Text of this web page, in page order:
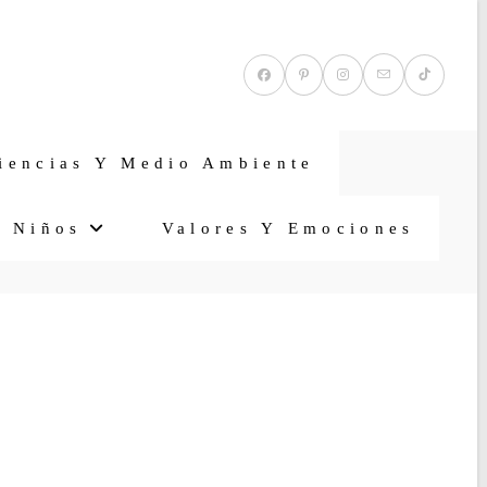
Y Medio Ambiente
Niños Valores Y Emociones